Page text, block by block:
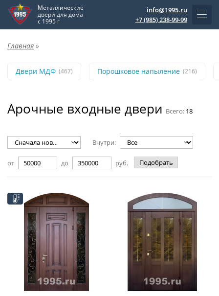
Металлические
двери для дома
с 1995 г
info@1995.ru
+7 (985) 238-99-99
Главная »
Двери МДФ (467) Порошковое напыление (216)
Арочные входные двери Всего: 18
Внутри:
от до руб. Подобрать